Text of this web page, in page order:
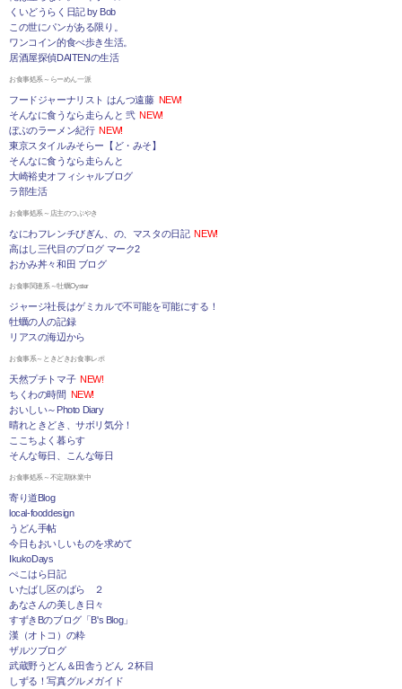
くいどうらく日記 by Bob
この世にパンがある限り。
ワンコイン的食べ歩き生活。
居酒屋探偵DAITENの生活
お食事処系～らーめん一派
フードジャーナリスト はんつ遠藤 NEW!
そんなに食うなら走らんと 弐 NEW!
ぼぶのラーメン紀行 NEW!
東京スタイルみそらー【ど・みそ】
そんなに食うなら走らんと
大崎裕史オフィシャルブログ
ラ部生活
お食事処系～店主のつぶやき
なにわフレンチびぎん、の、マスタの日記 NEW!
高はし三代目のブログ マーク2
おかみ丼々和田 ブログ
お食事関連系～牡蠣Oyster
ジャージ社長はゲミカルで不可能を可能にする！
牡蠣の人の記録
リアスの海辺から
お食事系～ときどきお食事レポ
天然プチトマ子 NEW!
ちくわの時間 NEW!
おいしい～Photo Diary
晴れときどき、サボリ気分！
ここちよく暮らす
そんな毎日、こんな毎日
お食事処系～不定期休業中
寄り道Blog
local-fooddesign
うどん手帖
今日もおいしいものを求めて
IkukoDays
ぺこはら日記
いたばし区のばら ２
あなさんの美しき日々
すずきBのブログ「B's Blog」
漢（オトコ）の粋
ザルツブログ
武蔵野うどん＆田舎うどん ２杯目
しずる！写真グルメガイド